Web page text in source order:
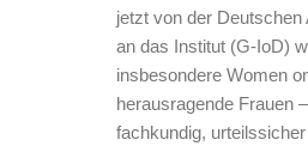
jetzt von der
an das Institut (G-IoD)
insbesondere Women
herausragende Frauen
fachkundig,